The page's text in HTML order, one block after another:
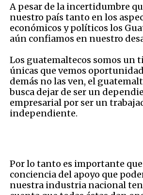
A pesar de la incertidumbre
nuestro país tanto en los
económicos y políticos los
aún confiamos en nuestro
Los guatemaltecos somos un
únicas que vemos
demás no las ven, el
busca dejar de ser un
empresarial por ser un
independiente.
Por lo tanto es importante
conciencia del apoyo que
nuestra industria nacional